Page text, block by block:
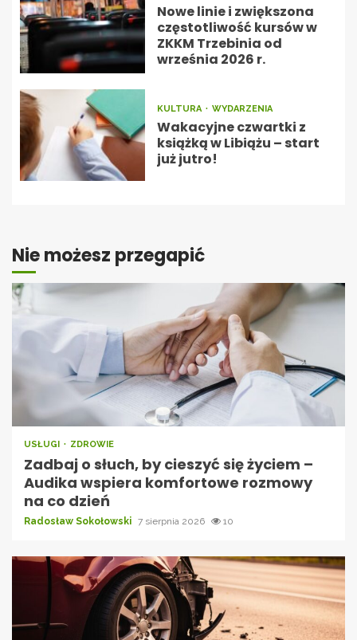
Nowe linie i zwiększona
częstotliwość kursów w
ZKKM Trzebinia od
września 2026 r.
KULTURA WYDARZENIA
Wakacyjne czwartki z
książką w Libiążu – start
już jutro!
Nie możesz przegapić
USŁUGI ZDROWIE
Zadbaj o słuch, by cieszyć się życiem –
Audika wspiera komfortowe rozmowy
na co dzień
Radosław Sokołowski 7 sierpnia 2026 10